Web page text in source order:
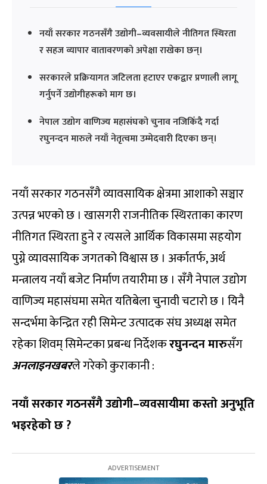
नयाँ सरकार गठनसँगै उद्योगी–व्यवसायीले नीतिगत स्थिरता
र सहज व्यापार वातावरणको अपेक्षा राखेका छन्।
सरकारले प्रक्रियागत जटिलता हटाएर एकद्वार प्रणाली लागू
गर्नुपर्ने उद्योगीहरूको माग छ।
नेपाल उद्योग वाणिज्य महासंघको चुनाव नजिकिँदै गर्दा
रघुनन्दन मारुले नयाँ नेतृत्वमा उम्मेदवारी दिएका छन्।
नयाँ सरकार गठनसँगै व्यावसायिक क्षेत्रमा आशाको सञ्चार
उत्पन्न भएको छ । खासगरी राजनीतिक स्थिरताका कारण
नीतिगत स्थिरता हुने र त्यसले आर्थिक विकासमा सहयोग
पुग्ने व्यावसायिक जगतको विश्वास छ । अर्कातर्फ, अर्थ
मन्त्रालय नयाँ बजेट निर्माण तयारीमा छ । सँगै नेपाल उद्योग
वाणिज्य महासंघमा समेत यतिबेला चुनावी चटारो छ । यिनै
सन्दर्भमा केन्द्रित रही सिमेन्ट उत्पादक संघ अध्यक्ष समेत
रहेका शिवम् सिमेन्टका प्रबन्ध निर्देशकरघुनन्दन मारुसँग
अनलाइनखबरले गरेको कुराकानी :
नयाँ सरकार गठनसँगै उद्योगी–व्यवसायीमा कस्तो अनुभूति
भइरहेको छ ?